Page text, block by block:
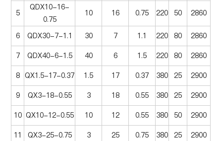
5
QDX10-16-
0.75
10 16 0.75 220 50 2860
6 QDX30-7-1.1 30 7 1.1 220 80
2860
7
QDX40-6-1.5 40 6 1.5 220 80
2860
8 QX1.5-17-0.37 1.5 17 0.37 380 25
2900
9
QX3-18-0.55 3 18 0.55 380 25
2900
10 QX10-12-0.55 10 12 0.55 380 50
2900
11
QX3-25-0.75 3 25 0.75 380 25
2900